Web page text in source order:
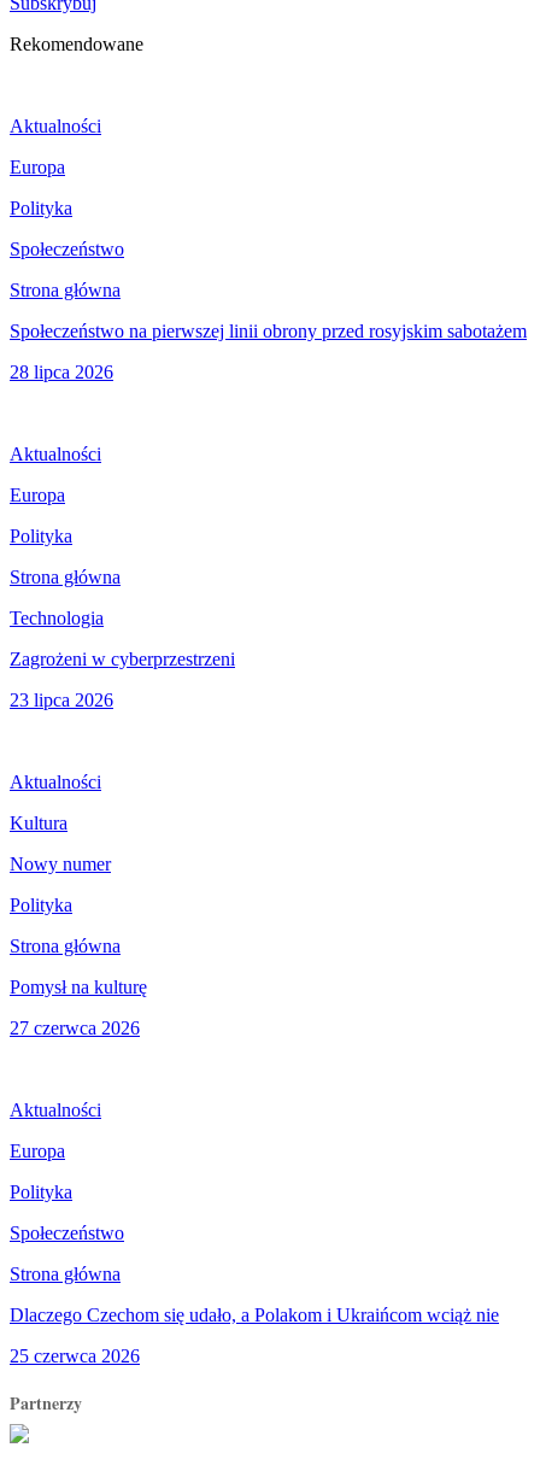
Rekomendowane
Aktualności
Europa
Polityka
Społeczeństwo
Strona główna
Społeczeństwo na pierwszej linii obrony przed rosyjskim sabotażem
28 lipca 2026
Aktualności
Europa
Polityka
Strona główna
Technologia
Zagrożeni w cyberprzestrzeni
23 lipca 2026
Aktualności
Kultura
Nowy numer
Polityka
Strona główna
Pomysł na kulturę
27 czerwca 2026
Aktualności
Europa
Polityka
Społeczeństwo
Strona główna
Dlaczego Czechom się udało, a Polakom i Ukraińcom wciąż nie
25 czerwca 2026
Partnerzy